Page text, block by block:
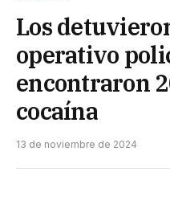
Los
operativo
encontraron
cocaína
13 de noviembre de 2024